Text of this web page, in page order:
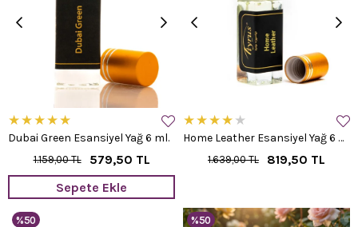
Dubai Green Esansiyel Yağ 6 ml.
★★★★★
579,50 TL
1.159,00 TL
Sepete Ekle
Home Leather Esansiyel Yağ 6 ml.
★★★★ ★
819,50 TL
1.639,00 TL
%50 %50